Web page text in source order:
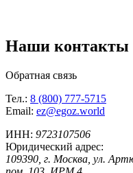
Наши контакты
Обратная связь
Тел.: 8 (800) 777-5715
Email: ez@egoz.world
ИНН: 9723107506
Юридический адрес:
109390, г. Москва, ул.